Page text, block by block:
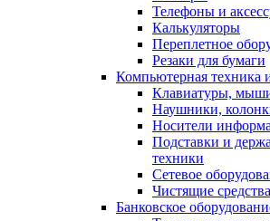
Телефоны и
Калькуляторы
Переплетное
Резаки для бумаги
Компьютерная техника
Клавиатуры,
Наушники,
Носители
Подставки и
техники
Сетевое
Чистящие
Банковское